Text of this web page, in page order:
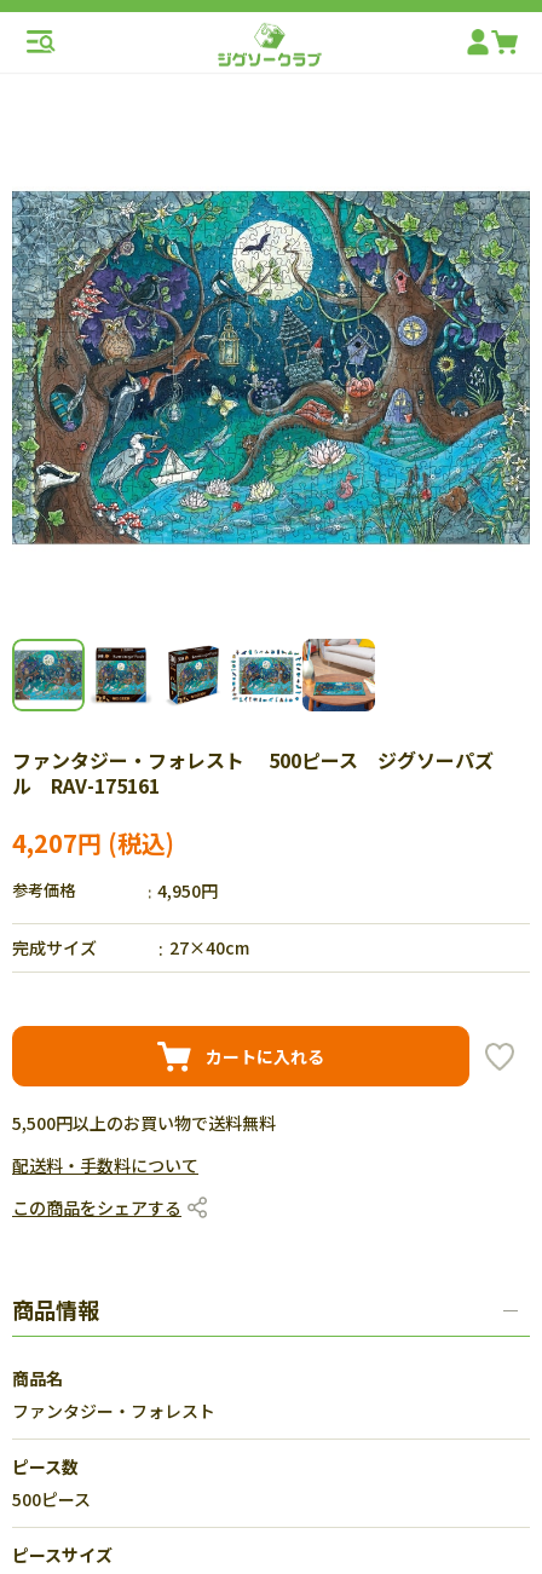
ファンタジー・フォレスト 500ピース ジグソーパズ
ル RAV-175161
4,207円
参考価格 4,950円
完成サイズ 27×40cm
カートに入れる
5,500円以上のお買い物で送料無料
配送料・手数料について
この商品をシェアする
商品情報
商品名
ファンタジー・フォレスト
ピース数
500ピース
ピースサイズ